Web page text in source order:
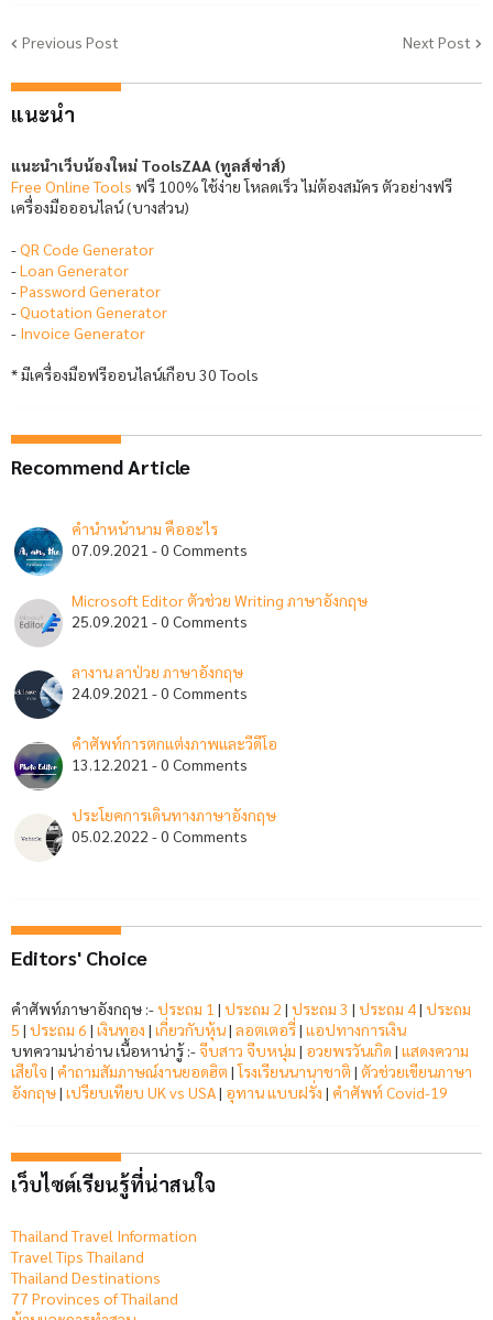
Previous Post Next Post
แนะนำ
แนะนำเว็บน้องใหม่ ToolsZAA (ทูลส์ซ่าส์)
Free Online Tools ฟรี 100% ใช้ง่าย โหลดเร็ว ไม่ต้องสมัคร ตัวอย่างฟรี
เครื่องมือออนไลน์ (บางส่วน)
-QR Code Generator
-Loan Generator
-Password Generator
-Quotation Generator
- Invoice Generator
* มีเครื่องมือฟรีออนไลน์เกือบ 30 Tools
Recommend Article
คำนำหน้านาม คืออะไร
07.09.2021 - 0 Comments
Microsoft Editor ตัวช่วย Writing ภาษาอังกฤษ
25.09.2021 - 0 Comments
ลางาน ลาป่วย ภาษาอังกฤษ
24.09.2021 - 0 Comments
คำศัพท์การตกแต่งภาพและวีดีโอ
13.12.2021 - 0 Comments
ประโยคการเดินทางภาษาอังกฤษ
05.02.2022 - 0 Comments
Editors' Choice
คำศัพท์ภาษาอังกฤษ :-ประถม 1 | ประถม 2 | ประถม 3 | ประถม 4| ประถม
5 | ประถม 6 | เงินทอง | เกี่ยวกับหุ้น| ลอตเตอรี่| แอปทางการเงิน
บทความน่าอ่าน เนื้อหาน่ารู้ :- จีบสาว จีบหนุ่ม | อวยพรวันเกิด | แสดงความ
เสียใจ | คำถามสัมภาษณ์งานยอดฮิต |โรงเรียนนานาชาติ | ตัวช่วยเขียนภาษา
อังกฤษ| เปรียบเทียบ UK vs USA| อุทาน แบบฝรั่ง | คำศัพท์ Covid-19
เว็บไซต์เรียนรู้ที่น่าสนใจ
Thailand Travel Information
Travel Tips Thailand
Thailand Destinations
77 Provinces of Thailand